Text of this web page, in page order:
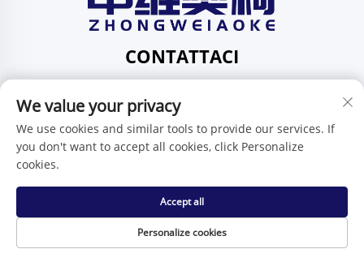
CONTATTACI
Circoscrizione Pingdi, Shenzhen, Guangdong, Cina
Tel:+86-15986647296
E-mail: [email protected]
Diritti d'autore © Shenzhen Zhongweiaoke Technology Co.,
Informativa sulla privacy
We value your privacy
We use cookies and similar tools to provide our services. If
you don't want to accept all cookies, click Personalize
cookies.
Personalize cookies
Accept all